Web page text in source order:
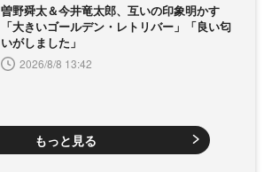
曽野舜太＆今井竜太郎、互いの印象明かす
「大きいゴールデン・レトリバー」「良い匂
いがしました」
2026/8/8 13:42
もっと見る